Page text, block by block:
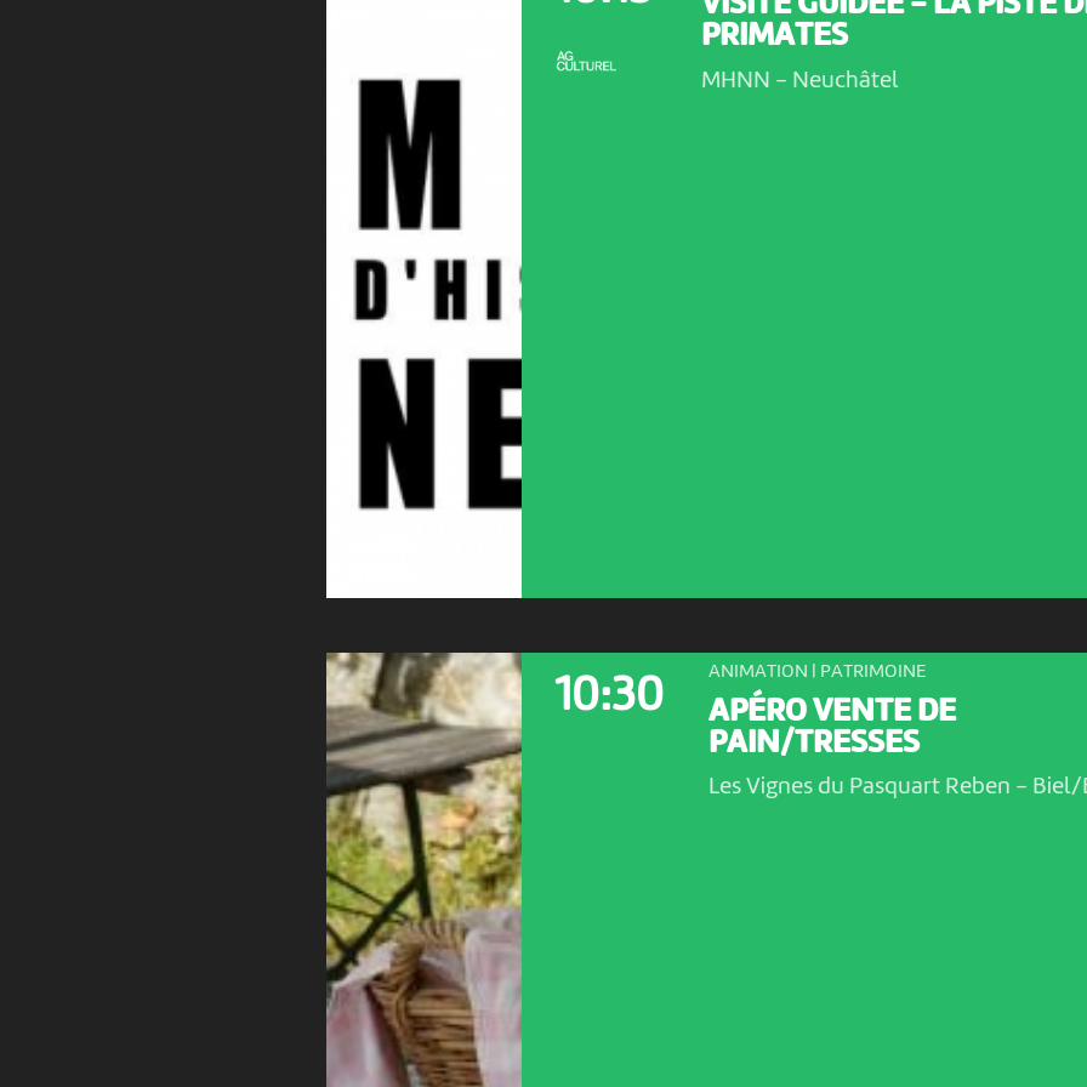
PRIMATES
MHNN - Neuchâtel
10:30 ANIMATION | PATRIMOINE
APÉRO VENTE DE
PAIN/TRESSES
Les Vignes du Pasquart Reben - Biel/